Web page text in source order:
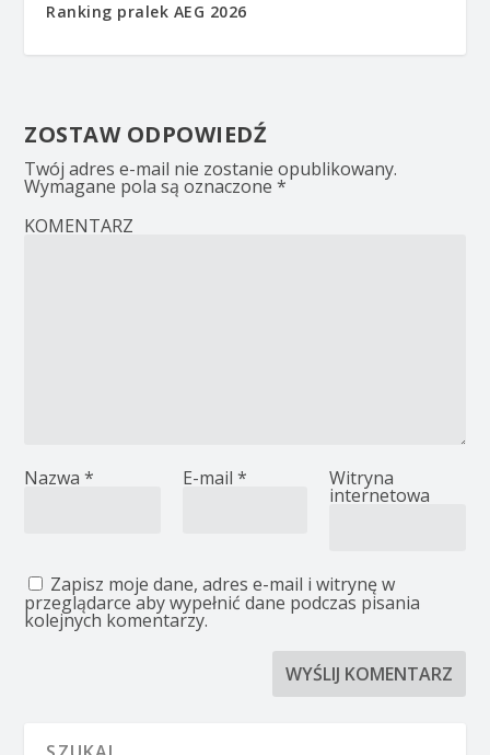
Ranking pralek AEG 2026
ZOSTAW ODPOWIEDŹ
Twój adres e-mail nie zostanie opublikowany.
Wymagane pola są oznaczone*
KOMENTARZ
Nazwa* E-mail * Witryna
internetowa
Zapisz moje dane, adres e-mail i witrynę w
przeglądarce aby wypełnić dane podczas pisania
kolejnych komentarzy.